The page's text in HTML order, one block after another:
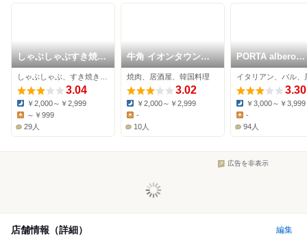
しゃぶしゃぶすき焼ど
ん亭 野田店
3.04
Dinner:
￥2,000～￥2,999
Lunch:
～￥999
29人
牛角 イオンタウン野
田店
焼肉、居酒屋、韓国料理
3.02
Dinner:
￥2,000～￥2,999
Lunch:
-
10人
PORTA albero
cucina
イタリアン、バル、
3.30
Dinner:
￥3,000～￥3,999
Lunch:
-
94人
広告を非表示
店舗情報（詳細） 編集